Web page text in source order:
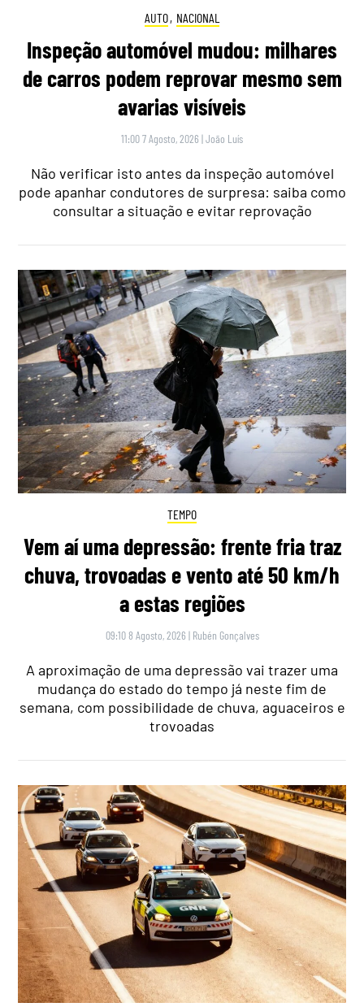
AUTO, NACIONAL
Inspeção automóvel mudou: milhares
de carros podem reprovar mesmo sem
avarias visíveis
11:00 7 Agosto, 2026 |João Luís
Não verificar isto antes da inspeção automóvel
pode apanhar condutores de surpresa: saiba como
consultar a situação e evitar reprovação
TEMPO
Vem aí uma depressão: frente fria traz
chuva, trovoadas e vento até 50 km/h
a estas regiões
09:10 8 Agosto, 2026 | Rubén Gonçalves
A aproximação de uma depressão vai trazer uma
mudança do estado do tempo já neste fim de
semana, com possibilidade de chuva, aguaceiros e
trovoadas